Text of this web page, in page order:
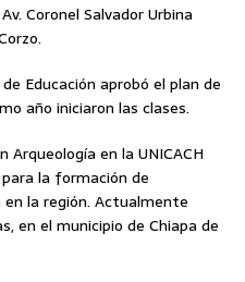
Coronel Salvador Urbina
Educación aprobó el plan de
año iniciaron las clases.
en la UNICACH
la formación de
la región. Actualmente
en el municipio de Chiapa de